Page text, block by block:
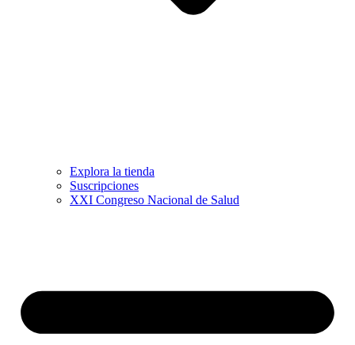
Explora la tienda
Suscripciones
XXI Congreso Nacional de Salud